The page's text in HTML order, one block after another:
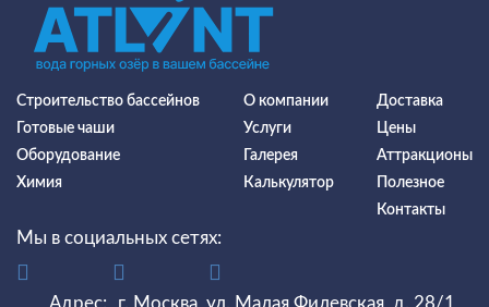
Строительство бассейнов
Готовые чаши
Оборудование
Химия
О компании
Услуги
Галерея
Калькулятор
Доставка
Цены
Аттракционы
Полезное
Контакты
Мы в социальных сетях:
Адрес: г. Москва, ул. Малая Филевская, д. 28/1